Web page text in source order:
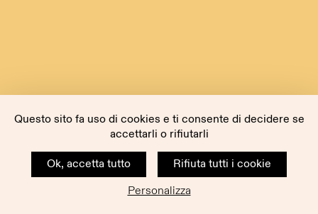
Questo sito fa uso di cookies e ti consente di decidere se
accettarli o rifiutarli
Ok, accetta tutto
Rifiuta tutti i cookie
Personalizza